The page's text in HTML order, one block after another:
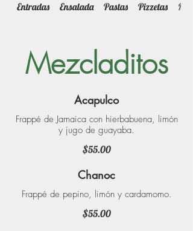
Entradas Ensalada Pastas Pizzetas
Mezcladitos
Acapulco
Frappé de Jamaica con hierbabuena, limón
y jugo de guayaba.
$55.00
Chanoc
Frappé de pepino, limón y cardamomo.
$55.00